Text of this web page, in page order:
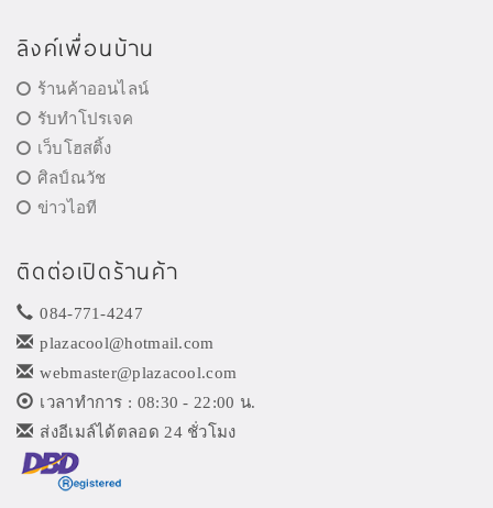
ลิงค์เพื่อนบ้าน
ร้านค้าออนไลน์
รับทำโปรเจค
เว็บโฮสติ้ง
ศิลป์ณวัช
ข่าวไอที
ติดต่อเปิดร้านค้า
084-771-4247
plazacool@hotmail.com
webmaster@plazacool.com
เวลาทำการ : 08:30 - 22:00 น.
ส่งอีเมล์ได้ตลอด 24 ชั่วโมง